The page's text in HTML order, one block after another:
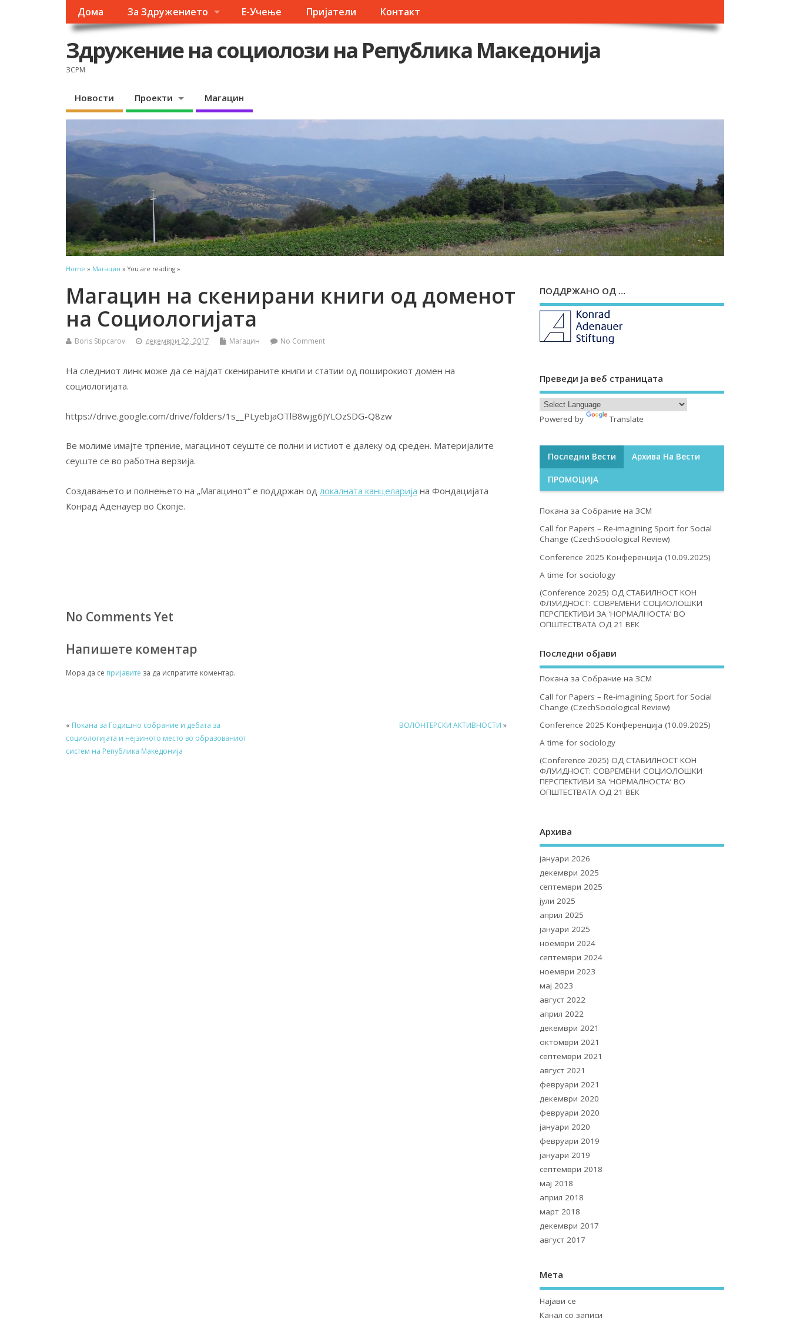
Дома За Здружението Е-Учење Пријатели Контакт
Здружение на социолози на Република Македонија
ЗСРМ
Новости Проекти Магацин
Home » Магацин » You are reading »
Магацин на скенирани книги од доменот
на Социологијата
Boris Stipcarov декември 22, 2017 Магацин No Comment
На следниот линк може да се најдат скенираните книги и статии од поширокиот домен на
социологијата.
https://drive.google.com/drive/folders/1s__PLyebjaOTlB8wjg6JYLOzSDG-Q8zw
Ве молиме имајте трпение, магацинот сеуште се полни и истиот е далеку од среден. Материјалите
сеуште се во работна верзија.
Создавањето и полнењето на „Магацинот“ е поддржан од локалната канцеларија на Фондацијата
Конрад Аденауер во Скопје.
No Comments Yet
Напишете коментар
Мора да се пријавите за да испратите коментар.
« Покана за Годишно собрание и дебата за
социологијата и нејзиното место во образованиот
систем на Република Македонија
ВОЛОНТЕРСКИ АКТИВНОСТИ »
ПОДДРЖАНО ОД …
Преведи ја веб страницата
Powered by Translate
Последни Вести Архива На Вести
ПРОМОЦИЈА
Покана за Собрание на ЗСМ
Call for Papers – Re-imagining Sport for Social
Change (CzechSociological Review)
Conference 2025 Конференција (10.09.2025)
A time for sociology
(Conference 2025) ОД СТАБИЛНОСТ КОН
ФЛУИДНОСТ: СОВРЕМЕНИ СОЦИОЛОШКИ
ПЕРСПЕКТИВИ ЗА ‘НОРМАЛНОСТА’ ВО
ОПШТЕСТВАТА ОД 21 ВЕК
Последни објави
Покана за Собрание на ЗСМ
Call for Papers – Re-imagining Sport for Social
Change (CzechSociological Review)
Conference 2025 Конференција (10.09.2025)
A time for sociology
(Conference 2025) ОД СТАБИЛНОСТ КОН
ФЛУИДНОСТ: СОВРЕМЕНИ СОЦИОЛОШКИ
ПЕРСПЕКТИВИ ЗА ‘НОРМАЛНОСТА’ ВО
ОПШТЕСТВАТА ОД 21 ВЕК
Архива
јануари 2026
декември 2025
септември 2025
јули 2025
април 2025
јануари 2025
ноември 2024
септември 2024
ноември 2023
мај 2023
август 2022
април 2022
декември 2021
октомври 2021
септември 2021
август 2021
февруари 2021
декември 2020
февруари 2020
јануари 2020
февруари 2019
јануари 2019
септември 2018
мај 2018
април 2018
март 2018
декември 2017
август 2017
Мета
Најави се
Канал со записи